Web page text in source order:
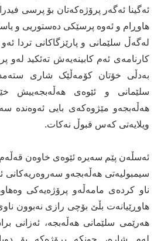
ئەگینا ئەگەر پرۆژەکەتان بۆ پرسی
هاوڕام و ئەوە پرسێکی دەستوریی و
لەگەڵ سلێمانی و پارێزگاکانی تردا
کارنامەی ئەم کابینەیەش تەئکید لەو
بەدڵی خۆتان کۆمەڵێک شاری
سلێمانی و ئێوەی هەڵەبجەییش
هەڵەبجەو مێژوەکەی بایی ئەوەندە
ویلایەتی کەس قبوڵ نەکات.
ئەسڵەن پێم سەیرە ئێوەی خاوەن قەڵەم
سیمبولیەتی هەڵەبجەو سەروەریەکانی
ناو کردەی مامەڵەو پرۆژەیەکی
هاوڕێیانەت بڵێ بۆچی رازی نەبوون
هەرێمی سلێمانی هەڵەبجە، ئەزانی
لەم شارە، چونکە پرۆژەکە بۆ